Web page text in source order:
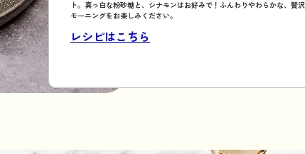
ト。真っ白な粉砂糖と、シナモンはお好みで！ふんわりやわらかな、贅沢
モーニングをお楽しみください。
レシピはこちら